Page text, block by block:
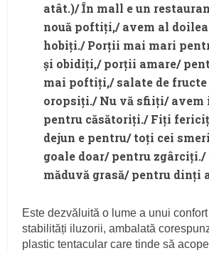
atât.)/ În mall e un
nouă poftiți,/ avem al doilea
hobiți./ Porții mai mari
și obidiți,/ porții amare/
mai poftiți,/ salate de fructe
oropsiți./ Nu vă sfiiți/ avem
pentru căsătoriți./ Fiți
dejun e pentru/ toți cei
goale doar/ pentru zgârciți./
măduvă grasă/ pentru dinți
Este dezvăluită o lume a unui
stabilități iluzorii, ambalată
plastic tentacular care tinde să